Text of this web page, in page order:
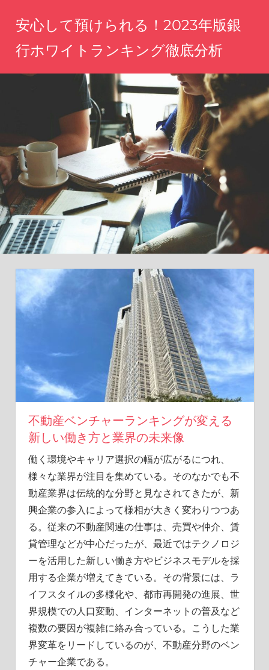
ツ
ッ
プ
安心して預けられる！2023年版銀
行ホワイトランキング徹底分析
を
守
る、
信
頼
の
金
融
機
関
見
つ
年
の
う。
不動産ベンチャーランキングが変える
新しい働き方と業界の未来像
働く環境やキャリア選択の幅が広がるにつれ、
様々な業界が注目を集めている。 そのなかでも不
動産業界は伝統的な分野と見なされてきたが、新
興企業の参入によって様相が大きく変わりつつあ
る。従来の不動産関連の仕事は、売買や仲介、賃
貸管理などが中心だったが、最近ではテクノロジ
ーを活用した新しい働き方やビジネスモデルを採
用する企業が増えてきている。その背景には、ラ
イフスタイルの多様化や、都市再開発の進展、世
界規模での人口変動、インターネットの普及など
複数の要因が複雑に絡み合っている。こうした業
界変革をリードしているのが、不動産分野のベン
チャー企業である。